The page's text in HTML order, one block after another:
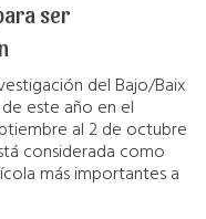
ser
del Bajo/Baix
este año en el
al 2 de octubre
considerada como
más importantes a